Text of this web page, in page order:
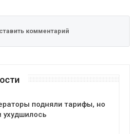
комментарий
подняли тарифы, но
ухудшилось